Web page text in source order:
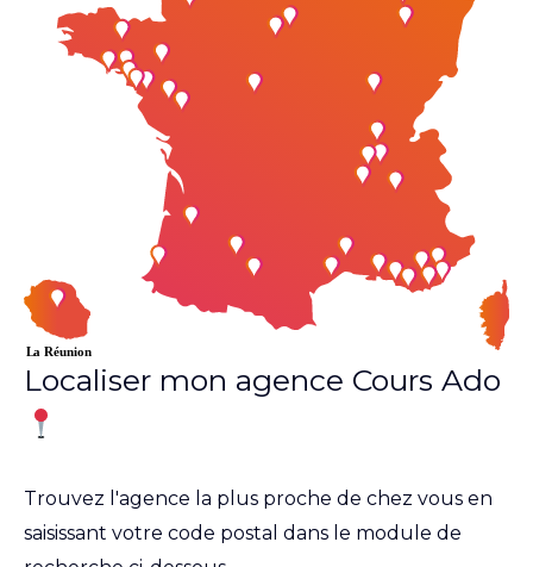
Localiser mon agence Cours Ado
Trouvez l'agence la plus proche de chez vous en
saisissant votre code postal dans le module de